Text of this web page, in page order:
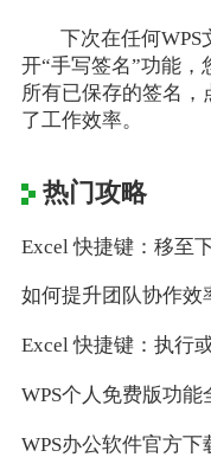
下次在任何
开“手写签名”功能，
所有已保存的签名
了工作效率。
热门攻略
Excel 快捷键：移至
如何提升团队协作效
Excel 快捷键：执行
WPS办公软件官方